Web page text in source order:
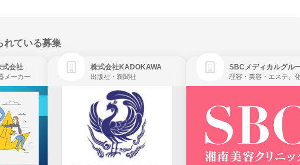
れている募集
式会社
メーカー
株式会社KADOKAWA
出版社・新聞社